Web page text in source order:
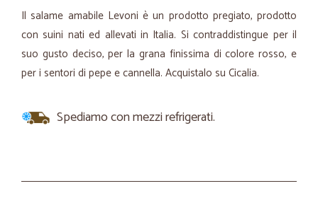
Il salame amabile Levoni è un prodotto pregiato, prodotto
con suini nati ed allevati in Italia. Si contraddistingue per il
suo gusto deciso, per la grana finissima di colore rosso, e
per i sentori di pepe e cannella. Acquistalo su Cicalia.
Spediamo con mezzi refrigerati.